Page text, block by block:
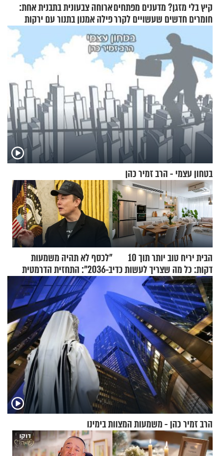
קיץ בלי מזגן? מדענים מפתחים
חומרים חדשים שעשויים לקרר
ארוחה צבעונית בתבנית אחת:
פילה אמנון בתנור עם ירקות
בטחון עצמי - הרב זמיר כהן
הבית יריח טוב יותר תוך 10
דקות: כל מה שצריך לעשות כדי
לרענן את הבית
"לכסף לא תהיה משמעות
ב-2036": התחזית הדרמטית
של אילון מאסק על עתיד
הכלכלה
הרב זמיר כהן - משמעות המצוות בימינו